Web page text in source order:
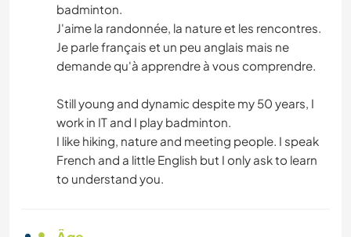
badminton.
J'aime la randonnée, la nature et les rencontres.
Je parle français et un peu anglais mais ne
demande qu'à apprendre à vous comprendre.
Still young and dynamic despite my 50 years, I
work in IT and I play badminton.
I like hiking, nature and meeting people. I speak
French and a little English but I only ask to learn
to understand you.